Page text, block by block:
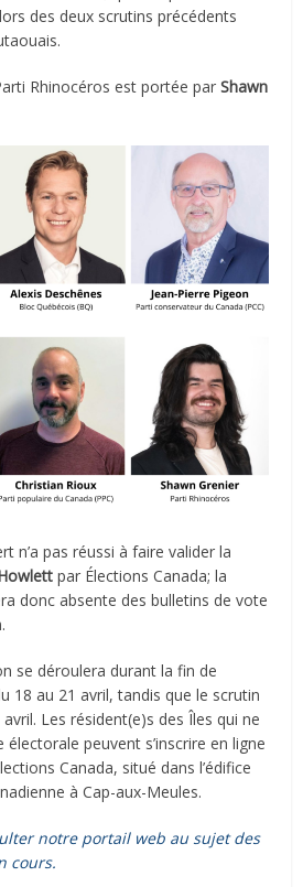
des deux scrutins précédents
Rhinocéros est portée parShawn
n’a pas réussi à faire valider la
par Élections Canada; la
donc absente des bulletins de vote
se déroulera durant la fin de
18 au 21 avril, tandis que le scrutin
Les résident(e)s des Îles qui ne
peuvent s’inscrire en ligne
Canada, situé dans l’édifice
à Cap-aux-Meules.
notre portail web au sujet des
cours.